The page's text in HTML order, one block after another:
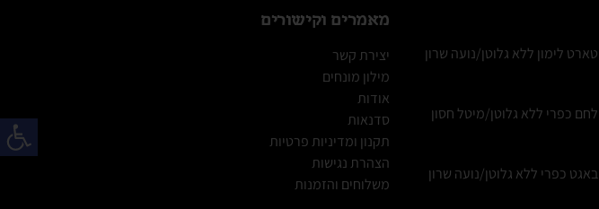
טארט לימון ללא גלוטן/נועה שרון
לחם כפרי ללא גלוטן/מיטל חסון
באגט כפרי ללא גלוטן/נועה שרון
מאמרים וקישורים
יצירת קשר
מילון מונחים
אודות
סדנאות
תקנון ומדיניות פרטיות
הצהרת נגישות
משלוחים והזמנות